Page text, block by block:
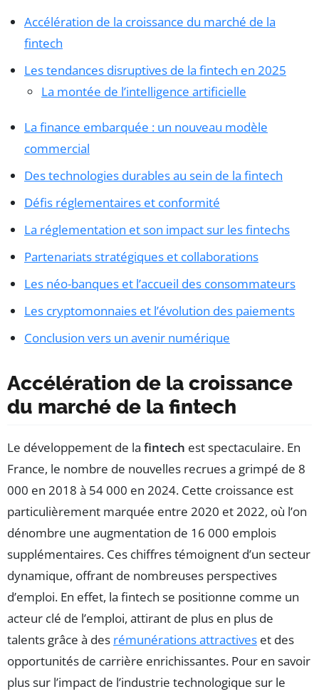
Accélération de la croissance du marché de la
fintech
Les tendances disruptives de la fintech en 2025
La montée de l’intelligence artificielle
La finance embarquée : un nouveau modèle
commercial
Des technologies durables au sein de la fintech
Défis réglementaires et conformité
La réglementation et son impact sur les fintechs
Partenariats stratégiques et collaborations
Les néo-banques et l’accueil des consommateurs
Les cryptomonnaies et l’évolution des paiements
Conclusion vers un avenir numérique
Accélération de la croissance
du marché de la fintech
Le développement de la fintech est spectaculaire. En
France, le nombre de nouvelles recrues a grimpé de 8
000 en 2018 à 54 000 en 2024. Cette croissance est
particulièrement marquée entre 2020 et 2022, où l’on
dénombre une augmentation de 16 000 emplois
supplémentaires. Ces chiffres témoignent d’un secteur
dynamique, offrant de nombreuses perspectives
d’emploi. En effet, la fintech se positionne comme un
acteur clé de l’emploi, attirant de plus en plus de
talents grâce à des rémunérations attractives et des
opportunités de carrière enrichissantes. Pour en savoir
plus sur l’impact de l’industrie technologique sur le